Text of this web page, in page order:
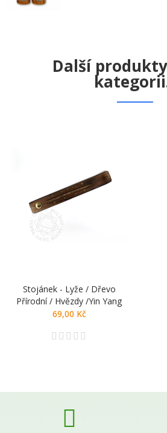
Další
Stojánek - Lyže / Dřevo
Přírodní / Hvězdy /yin Yang
69,00 Kč